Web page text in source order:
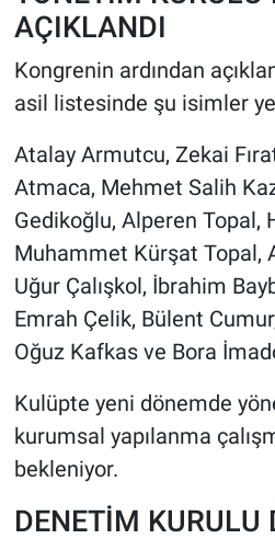
AÇIKLANDI
Kongrenin ardından
asil listesinde şu isimler
Atalay Armutcu, Zekai
Atmaca, Mehmet Salih
Gedikoğlu, Alperen Topal,
Muhammet Kürşat Topal,
Uğur Çalışkol, İbrahim
Emrah Çelik, Bülent
Oğuz Kafkas ve Bora
Kulüpte yeni dönemde
kurumsal yapılanma
bekleniyor.
DENETİM KURULU